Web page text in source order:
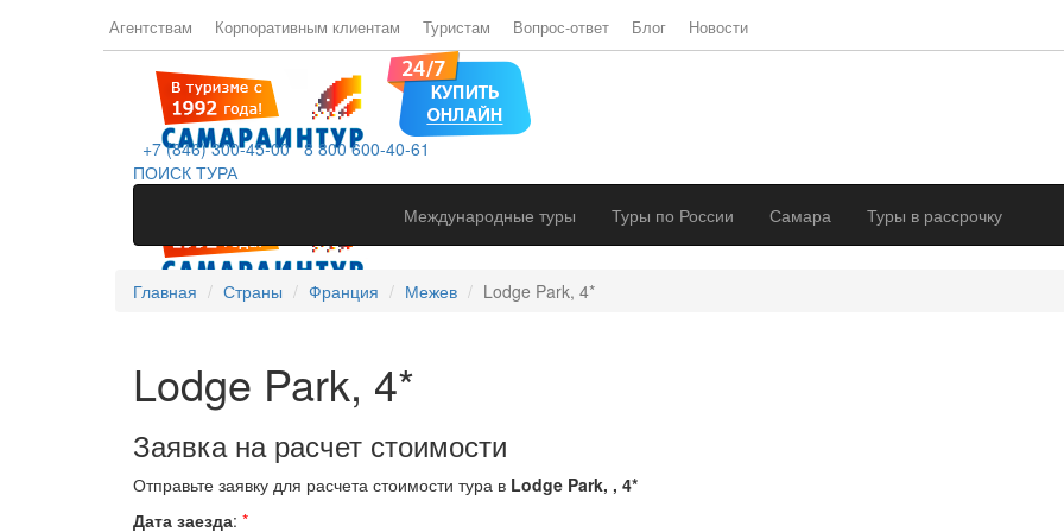
Агентствам Корпоративным клиентам Туристам Вопрос-ответ Блог Новости
+7 (846) 300-45-00 8 800 600-40-61
ПОИСК ТУРА
Международные туры
Туры по России Самара Туры в рассрочку
Главная Страны Франция Межев Lodge Park, 4*
Lodge Park, 4*
Заявка на расчет стоимости
Отправьте заявку для расчета стоимости тура в Lodge Park, , 4*
Дата заезда: *